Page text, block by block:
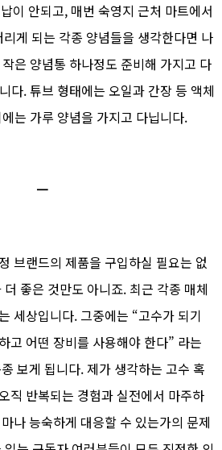
이 안되고, 매번 숙영지 근처 마트에서
게 되는 각종 양념들을 생각한다면 나
은 양념통 하나정도 준비해 가지고 다
다. 튜브 형태에는 오일과 간장 등 액체
는 가루 양념을 가지고 다닙니다.
ㅡ
브랜드의 제품을 구입하실 필요는 없
좋은 것만도 아니죠. 최근 각종 매체
세상입니다. 그중에는 “고수가 되기
고 어떤 장비를 사용해야 한다” 라는
보게 됩니다. 제가 생각하는 고수 혹
직 반복되는 경험과 실전에서 마주하
나 능숙하게 대응할 수 있는가의 문제